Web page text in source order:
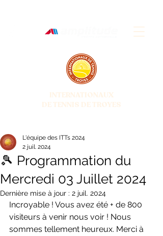
INTERNATIONAUX
DE TENNIS DE TROYES
🎾 Programmation du
Mercredi 03 Juillet 2024
L'équipe des ITTs 2024
2 juil. 2024
Dernière mise à jour : 2 juil. 2024
Incroyable ! Vous avez été + de 800
visiteurs à venir nous voir ! Nous
sommes tellement heureux. Merci à